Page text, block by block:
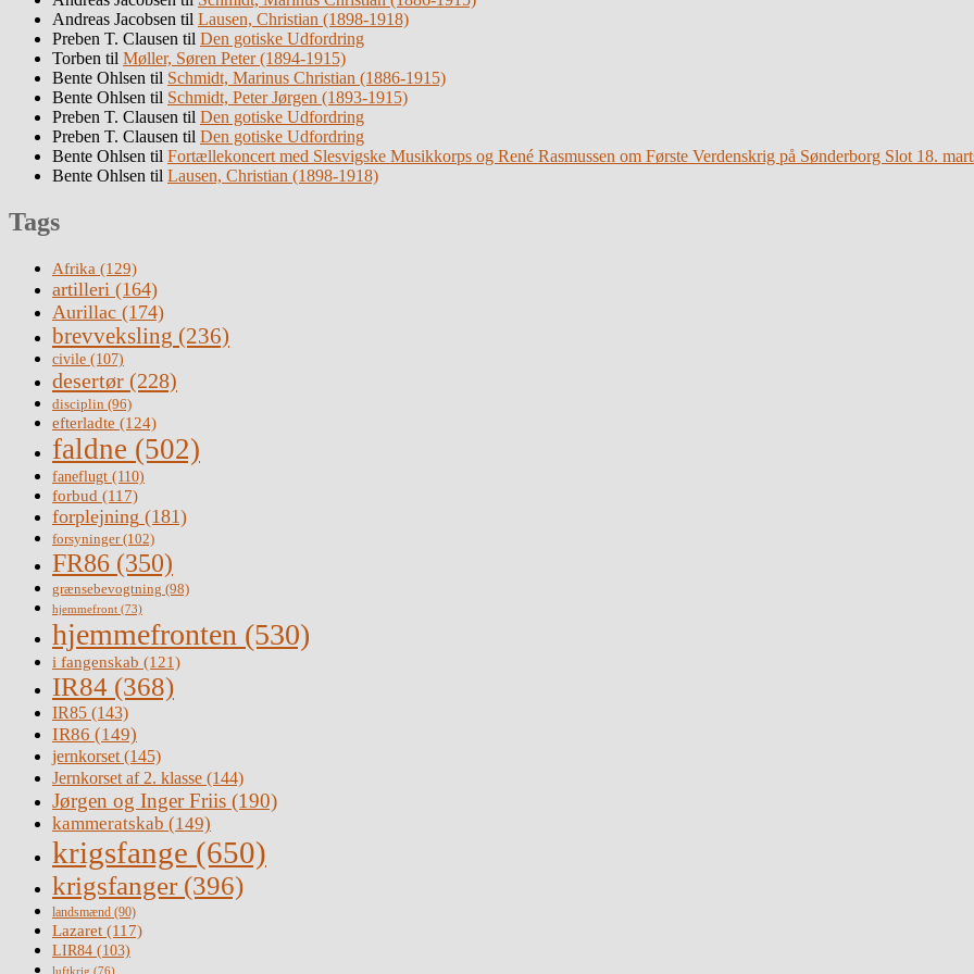
Andreas Jacobsen til Lausen, Christian (1898-1918)
Preben T. Clausen til Den gotiske Udfordring
Torben til Møller, Søren Peter (1894-1915)
Bente Ohlsen til Schmidt, Marinus Christian (1886-1915)
Bente Ohlsen til Schmidt, Peter Jørgen (1893-1915)
Preben T. Clausen til Den gotiske Udfordring
Preben T. Clausen til Den gotiske Udfordring
Bente Ohlsen til Fortællekoncert med Slesvigske Musikkorps og René Rasmussen om Første Verdenskrig på Sønderborg Slot 18.
Bente Ohlsen til Lausen, Christian (1898-1918)
Tags
Afrika (129)
artilleri (164)
Aurillac (174)
brevveksling (236)
civile (107)
desertør (228)
disciplin (96)
efterladte (124)
faldne (502)
faneflugt (110)
forbud (117)
forplejning (181)
forsyninger(102)
FR86 (350)
grænsebevogtning (98)
hjemmefront (73)
hjemmefronten (530)
i fangenskab (121)
IR84 (368)
IR85 (143)
IR86 (149)
jernkorset(145)
Jernkorset af 2. klasse (144)
Jørgen og Inger Friis (190)
kammeratskab (149)
krigsfange (650)
krigsfanger (396)
landsmænd (90)
Lazaret (117)
LIR84 (103)
luftkrig (76)